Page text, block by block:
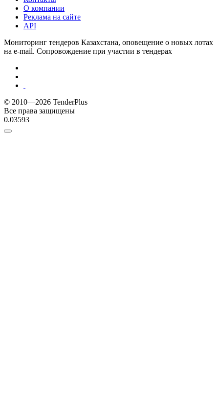
О компании
Реклама на сайте
API
Мониторинг тендеров Казахстана, оповещение о новых лотах
на e-mail. Сопровождение при участии в тендерах
© 2010—2026 TenderPlus
Все права защищены
0.03593